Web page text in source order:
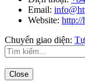
Email:
Website: http://
Chuyển giao diện:
Close